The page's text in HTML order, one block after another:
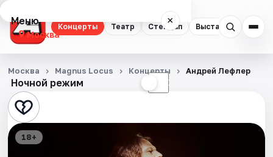
Концерты Театр Стендап Выставки
Меню ×
Москва
Концерты
Театр
Стендап
Ночной режим ☾
Москва Magnus Locus Концерты Андрей Лефлер
18+